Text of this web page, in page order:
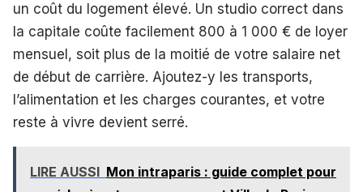
un coût du logement élevé. Un studio correct dans
la capitale coûte facilement 800 à 1 000 € de loyer
mensuel, soit plus de la moitié de votre salaire net
de début de carrière. Ajoutez-y les transports,
l’alimentation et les charges courantes, et votre
reste à vivre devient serré.
LIRE AUSSI Mon intraparis : guide complet pour